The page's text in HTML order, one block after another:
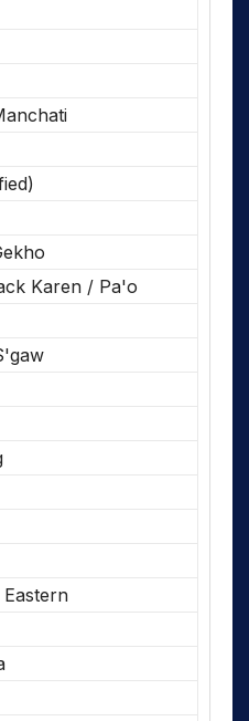
Karen / Pa'o